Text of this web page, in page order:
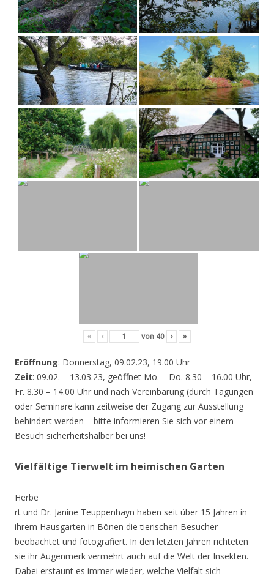
« ‹ von 40 › »
Eröffnung: Donnerstag, 09.02.23, 19.00 Uhr
Zeit: 09.02. – 13.03.23, geöffnet Mo. – Do. 8.30 – 16.00 Uhr,
Fr. 8.30 – 14.00 Uhr und nach Vereinbarung (durch Tagungen
oder Seminare kann zeitweise der Zugang zur Ausstellung
behindert werden – bitte informieren Sie sich vor einem
Besuch sicherheitshalber bei uns!
Vielfältige Tierwelt im heimischen Garten
Herbe
rt und Dr. Janine Teuppenhayn haben seit über 15 Jahren in
ihrem Hausgarten in Bönen die tierischen Besucher
beobachtet und fotografiert. In den letzten Jahren richteten
sie ihr Augenmerk vermehrt auch auf die Welt der Insekten.
Dabei erstaunt es immer wieder, welche Vielfalt sich